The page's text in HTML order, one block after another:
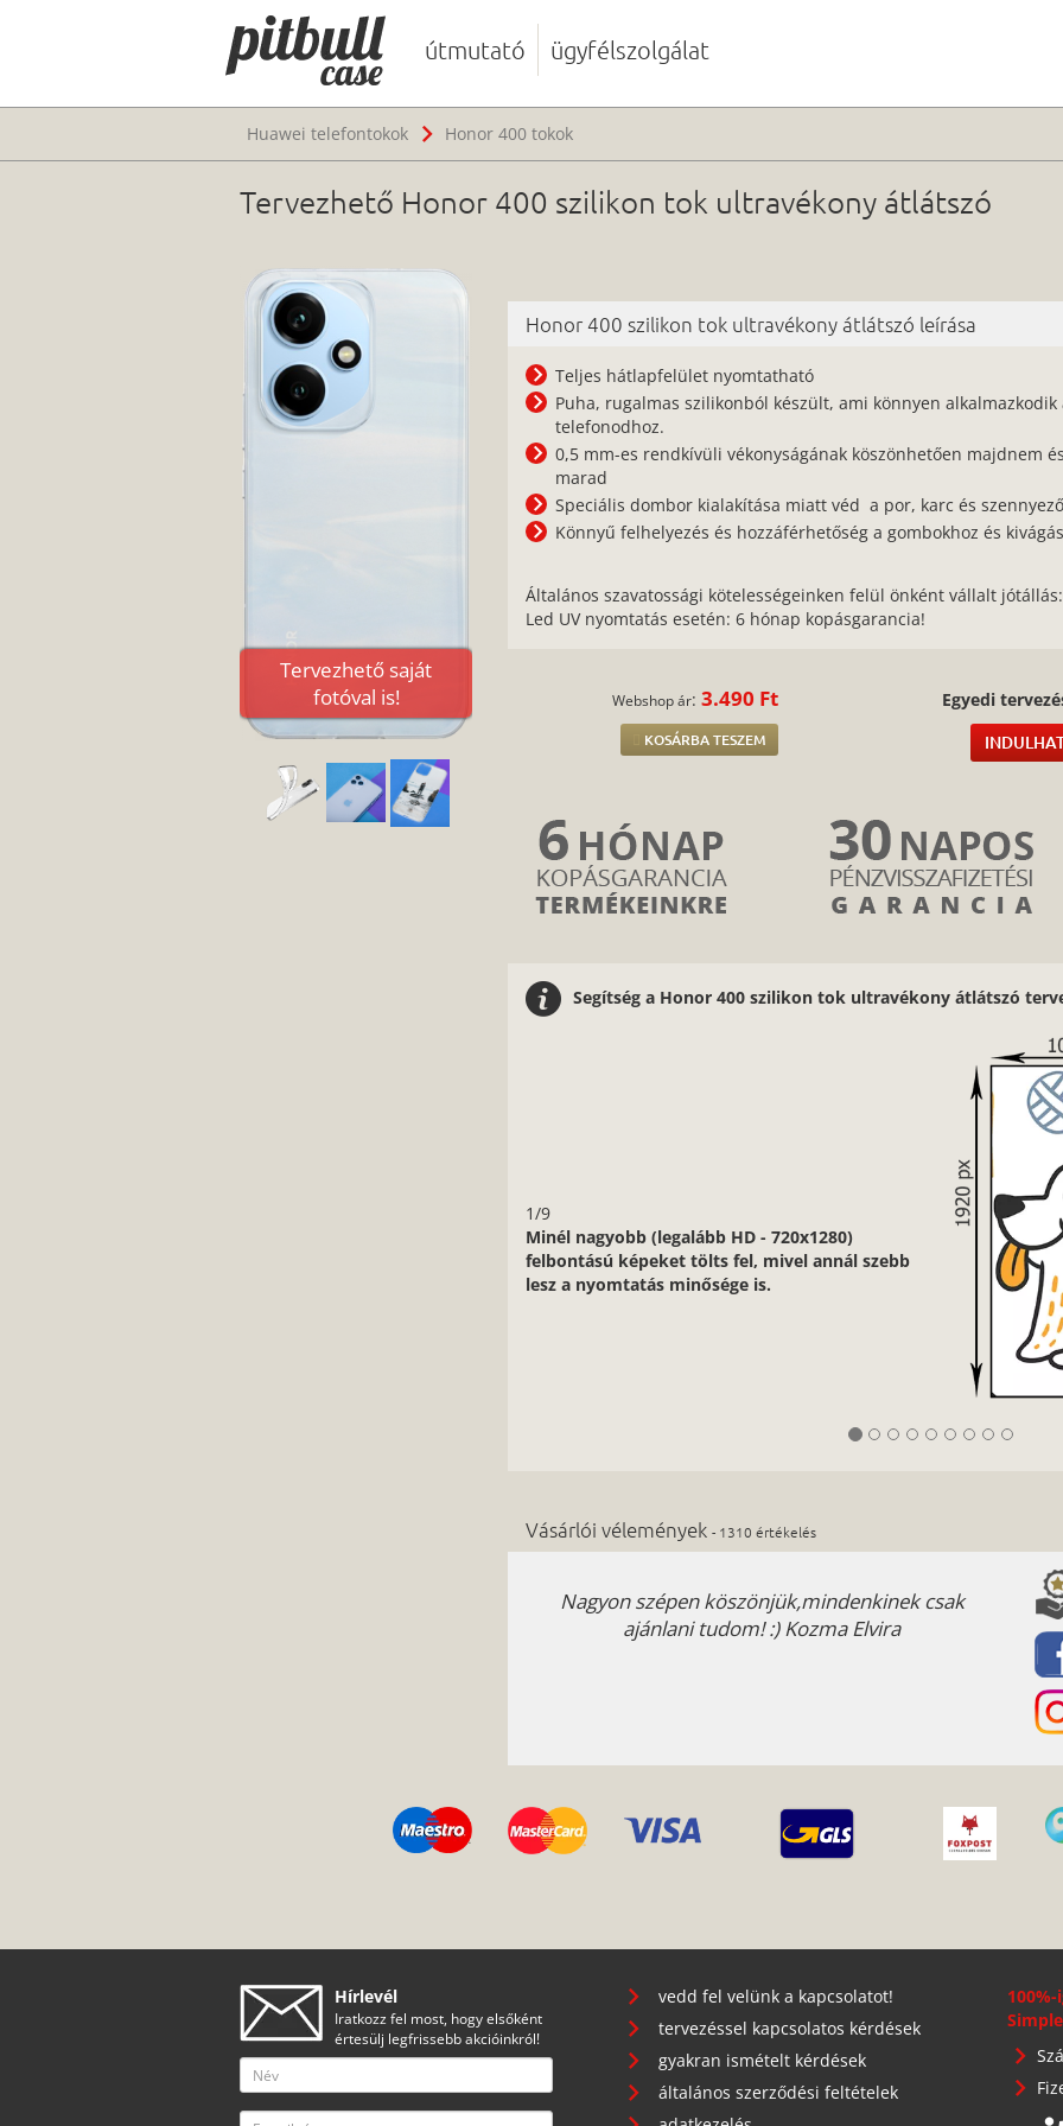
útmutató ügyfélszolgálat
Huawei telefontokok Honor 400 tokok
Tervezhető Honor 400 szilikon tok ultravékony átlátszó
Tervezhető saját
fotóval is!
Honor 400 szilikon tok ultravékony átlátszó leírása
Teljes hátlapfelület nyomtatható
Puha, rugalmas szilikonból készült, ami könnyen alkalmazkodik
telefonodhoz.
0,5 mm-es rendkívüli vékonyságának köszönhetően majdnem
marad
Speciális dombor kialakítása miatt véd a por, karc és
Könnyű felhelyezés és hozzáférhetőség a gombokhoz és
Általános szavatossági kötelességeinken felül önként vállalt jótállás:
Led UV nyomtatás esetén: 6 hónap kopásgarancia!
Webshop ár:3.490 Ft
KOSÁRBA TESZEM
Egyedi
Segítség a Honor 400 szilikon tok ultravékony átlátszó
1/9
Minél nagyobb (legalább HD - 720x1280)
felbontású képeket tölts fel, mivel annál szebb
lesz a nyomtatás minősége is.
Vásárlói vélemények- 1310 értékelés
Nagyon szépen köszönjük,mindenkinek csak
ajánlani tudom! :) Kozma Elvira
Hírlevél
Iratkozz fel most, hogy elsőként
értesülj legfrissebb akcióinkról!
vedd fel velünk a kapcsolatot!
tervezéssel kapcsolatos kérdések
gyakran ismételt kérdések
általános szerződési feltételek